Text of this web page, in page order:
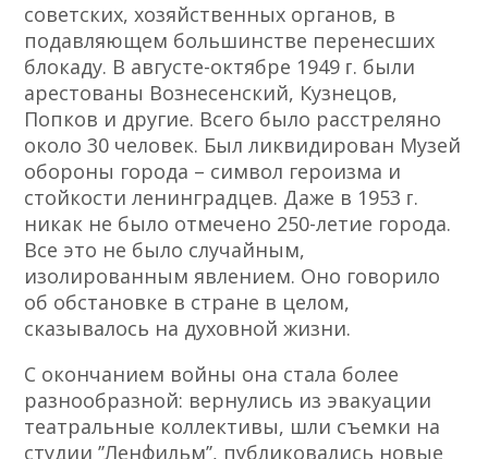
советских, хозяйственных органов, в
подавляющем большинстве перенесших
блокаду. В августе-октябре 1949 ᴦ. были
арестованы Вознесенский, Кузнецов,
Попков и другие. Всего было расстреляно
около 30 человек. Был ликвидирован Музей
обороны города – символ героизма и
стойкости ленинградцев. Даже в 1953 ᴦ.
никак не было отмечено 250-летие города.
Все это не было случайным,
изолированным явлением. Оно говорило
об обстановке в стране в целом,
сказывалось на духовной жизни.
С окончанием войны она стала более
разнообразной: вернулись из эвакуации
театральные коллективы, шли съемки на
студии ʼʼЛенфильмʼʼ, публиковались новые